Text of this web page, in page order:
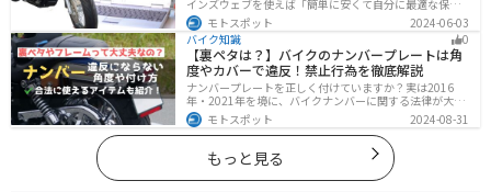
インズウェブを使えば「簡単に安くて自分に最適な保険
を3分で見つける」ことができます。最大5社のバイク保
険を一気に比べることができるので、探す手間と時間が
省けます。
モトスポット
2024-06-03
バイク知識
0
【裏ペタは？】バイクのナンバープレートは角
度やカバーで違反！禁止行為を徹底解説
ナンバープレートを正しく付けていますか？実は2016
年・2021年を境に、バイクナンバーに関する法律が大き
く変わっています！角度やカバー、ステーなど昔は大丈
夫でも今は違法になるケースが発生します。正しく理解
して、今一度見直してみましょう。合法で使えるアイテ
ムも紹介します。
モトスポット 2024-08-31
もっと見る